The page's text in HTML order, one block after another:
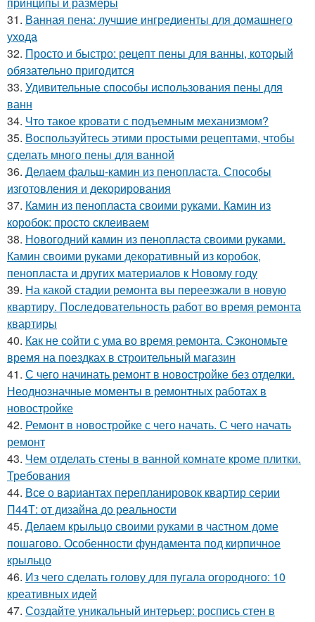
31. Ванная пена: лучшие ингредиенты для домашнего
ухода
32. Просто и быстро: рецепт пены для ванны, который
обязательно пригодится
33. Удивительные способы использования пены для
ванн
34. Что такое кровати с подъемным механизмом?
35. Воспользуйтесь этими простыми рецептами, чтобы
сделать много пены для ванной
36. Делаем фальш-камин из пенопласта. Способы
изготовления и декорирования
37. Камин из пенопласта своими руками. Камин из
коробок: просто склеиваем
38. Новогодний камин из пенопласта своими руками.
Камин своими руками декоративный из коробок,
пенопласта и других материалов к Новому году
39. На какой стадии ремонта вы переезжали в новую
квартиру. Последовательность работ во время ремонта
квартиры
40. Как не сойти с ума во время ремонта. Сэкономьте
время на поездках в строительный магазин
41. С чего начинать ремонт в новостройке без отделки.
Неоднозначные моменты в ремонтных работах в
новостройке
42. Ремонт в новостройке с чего начать. С чего начать
ремонт
43. Чем отделать стены в ванной комнате кроме плитки.
Требования
44. Все о вариантах перепланировок квартир серии
П44Т: от дизайна до реальности
45. Делаем крыльцо своими руками в частном доме
пошагово. Особенности фундамента под кирпичное
крыльцо
46. Из чего сделать голову для пугала огородного: 10
креативных идей
47. Создайте уникальный интерьер: роспись стен в